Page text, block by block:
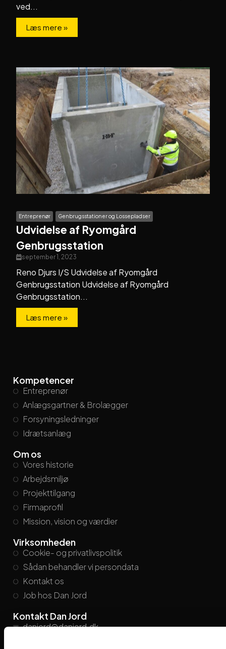
ved...
Læs mere »
Entreprenør Genbrugsstationer og Lossepladser
Udvidelse af Ryomgård
Genbrugsstation
september 1, 2023
Reno Djurs I/S Udvidelse af Ryomgård
Genbrugsstation Udvidelse af Ryomgård
Genbrugsstation...
Læs mere »
Kompetencer
Entreprenør
Anlægsgartner & Brolægger
Forsyningsledninger
Idrætsanlæg
Om os
Vores historie
Arbejdsmiljø
Projekttilgang
Firmaprofil
Mission, vision og værdier
Virksomheden
Cookie- og privatlivspolitik
Sådan behandler vi persondata
Kontakt os
Job hos Dan Jord
Kontakt Dan Jord
danjord@danjord.dk